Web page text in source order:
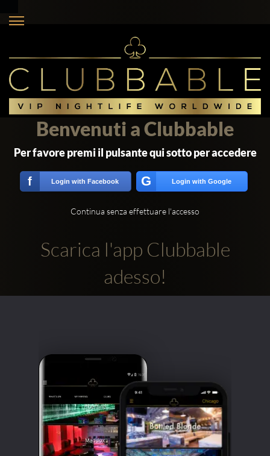
Social
network:
Benvenuti a Clubbable
Per favore premi il pulsante qui sotto per accedere
f Login with Facebook G Login with Google
Continua senza effettuare l'accesso
Scarica l'app Clubbable
adesso!